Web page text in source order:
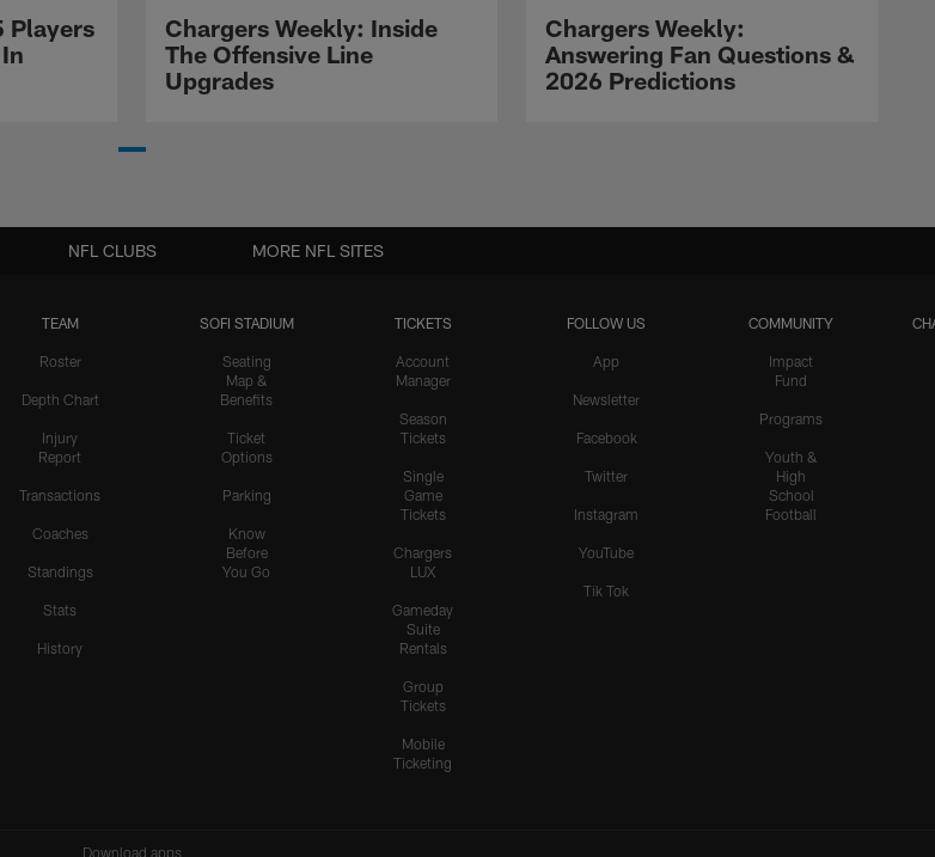
Players
Chargers Weekly: Inside
The Offensive Line
Upgrades
Chargers Weekly:
Answering Fan Questions &
2026 Predictions
TEAM
Roster
Depth Chart
Injury
Report
Transactions
Coaches
Standings
Stats
History
SOFI STADIUM
Seating
Map &
Benefits
Ticket
Options
Parking
Know
Before
You Go
TICKETS
Account
Manager
Season
Tickets
Single
Game
Tickets
Chargers
LUX
Gameday
Suite
Rentals
Group
Tickets
Mobile
Ticketing
FOLLOW US
App
Newsletter
Facebook
Twitter
Instagram
YouTube
Tik Tok
COMMUNITY
Impact
Fund
Programs
Youth &
High
School
Football
NFL CLUBS MORE NFL SITES
Download apps